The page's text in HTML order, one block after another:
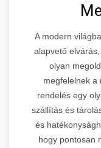
A modern
alapvető
olyan
megfelelnek a
rendelés egy
szállítás és
és
hogy pontosan